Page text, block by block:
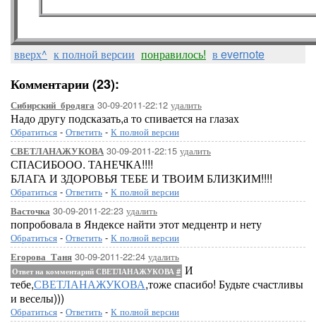
вверх^ к полной версии понравилось! в evernote
Комментарии (23):
Сибирский_бродяга 30-09-2011-22:12 удалить
Надо другу подсказать,а то спивается на глазах
Обратиться - Ответить - К полной версии
СВЕТЛАНАЖУКОВА 30-09-2011-22:15 удалить
СПАСИБООО. ТАНЕЧКА!!!!
БЛАГА И ЗДОРОВЬЯ ТЕБЕ И ТВОИМ БЛИЗКИМ!!!!
Обратиться - Ответить - К полной версии
Васточка 30-09-2011-22:23 удалить
попробовала в Яндексе найти этот медцентр и нету
Обратиться - Ответить - К полной версии
Егорова_Таня 30-09-2011-22:24 удалить
Ответ на комментарий СВЕТЛАНАЖУКОВА # И
тебе,СВЕТЛАНАЖУКОВА,тоже спасибо! Будьте счастливы
и веселы)))
Обратиться - Ответить - К полной версии